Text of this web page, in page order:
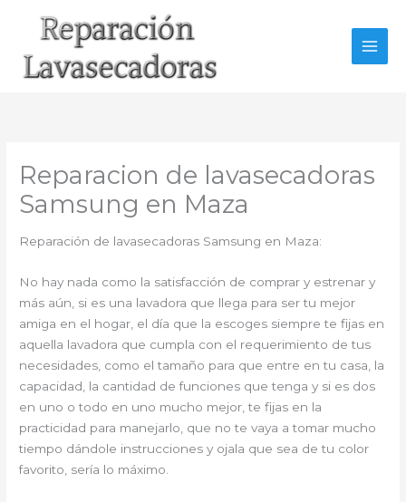
Reparacion de lavasecadoras
Samsung en Maza
Reparación de lavasecadoras Samsung en Maza:
No hay nada como la satisfacción de comprar y estrenar y
más aún, si es una lavadora que llega para ser tu mejor
amiga en el hogar, el día que la escoges siempre te fijas en
aquella lavadora que cumpla con el requerimiento de tus
necesidades, como el tamaño para que entre en tu casa, la
capacidad, la cantidad de funciones que tenga y si es dos
en uno o todo en uno mucho mejor, te fijas en la
practicidad para manejarlo, que no te vaya a tomar mucho
tiempo dándole instrucciones y ojala que sea de tu color
favorito, sería lo máximo.